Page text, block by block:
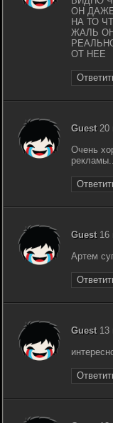
ОН
НА ТО
ЖАЛЬ
ОТ НЕЕ
Guest20
Очень
рекламы..
Guest16
Артем
Guest13